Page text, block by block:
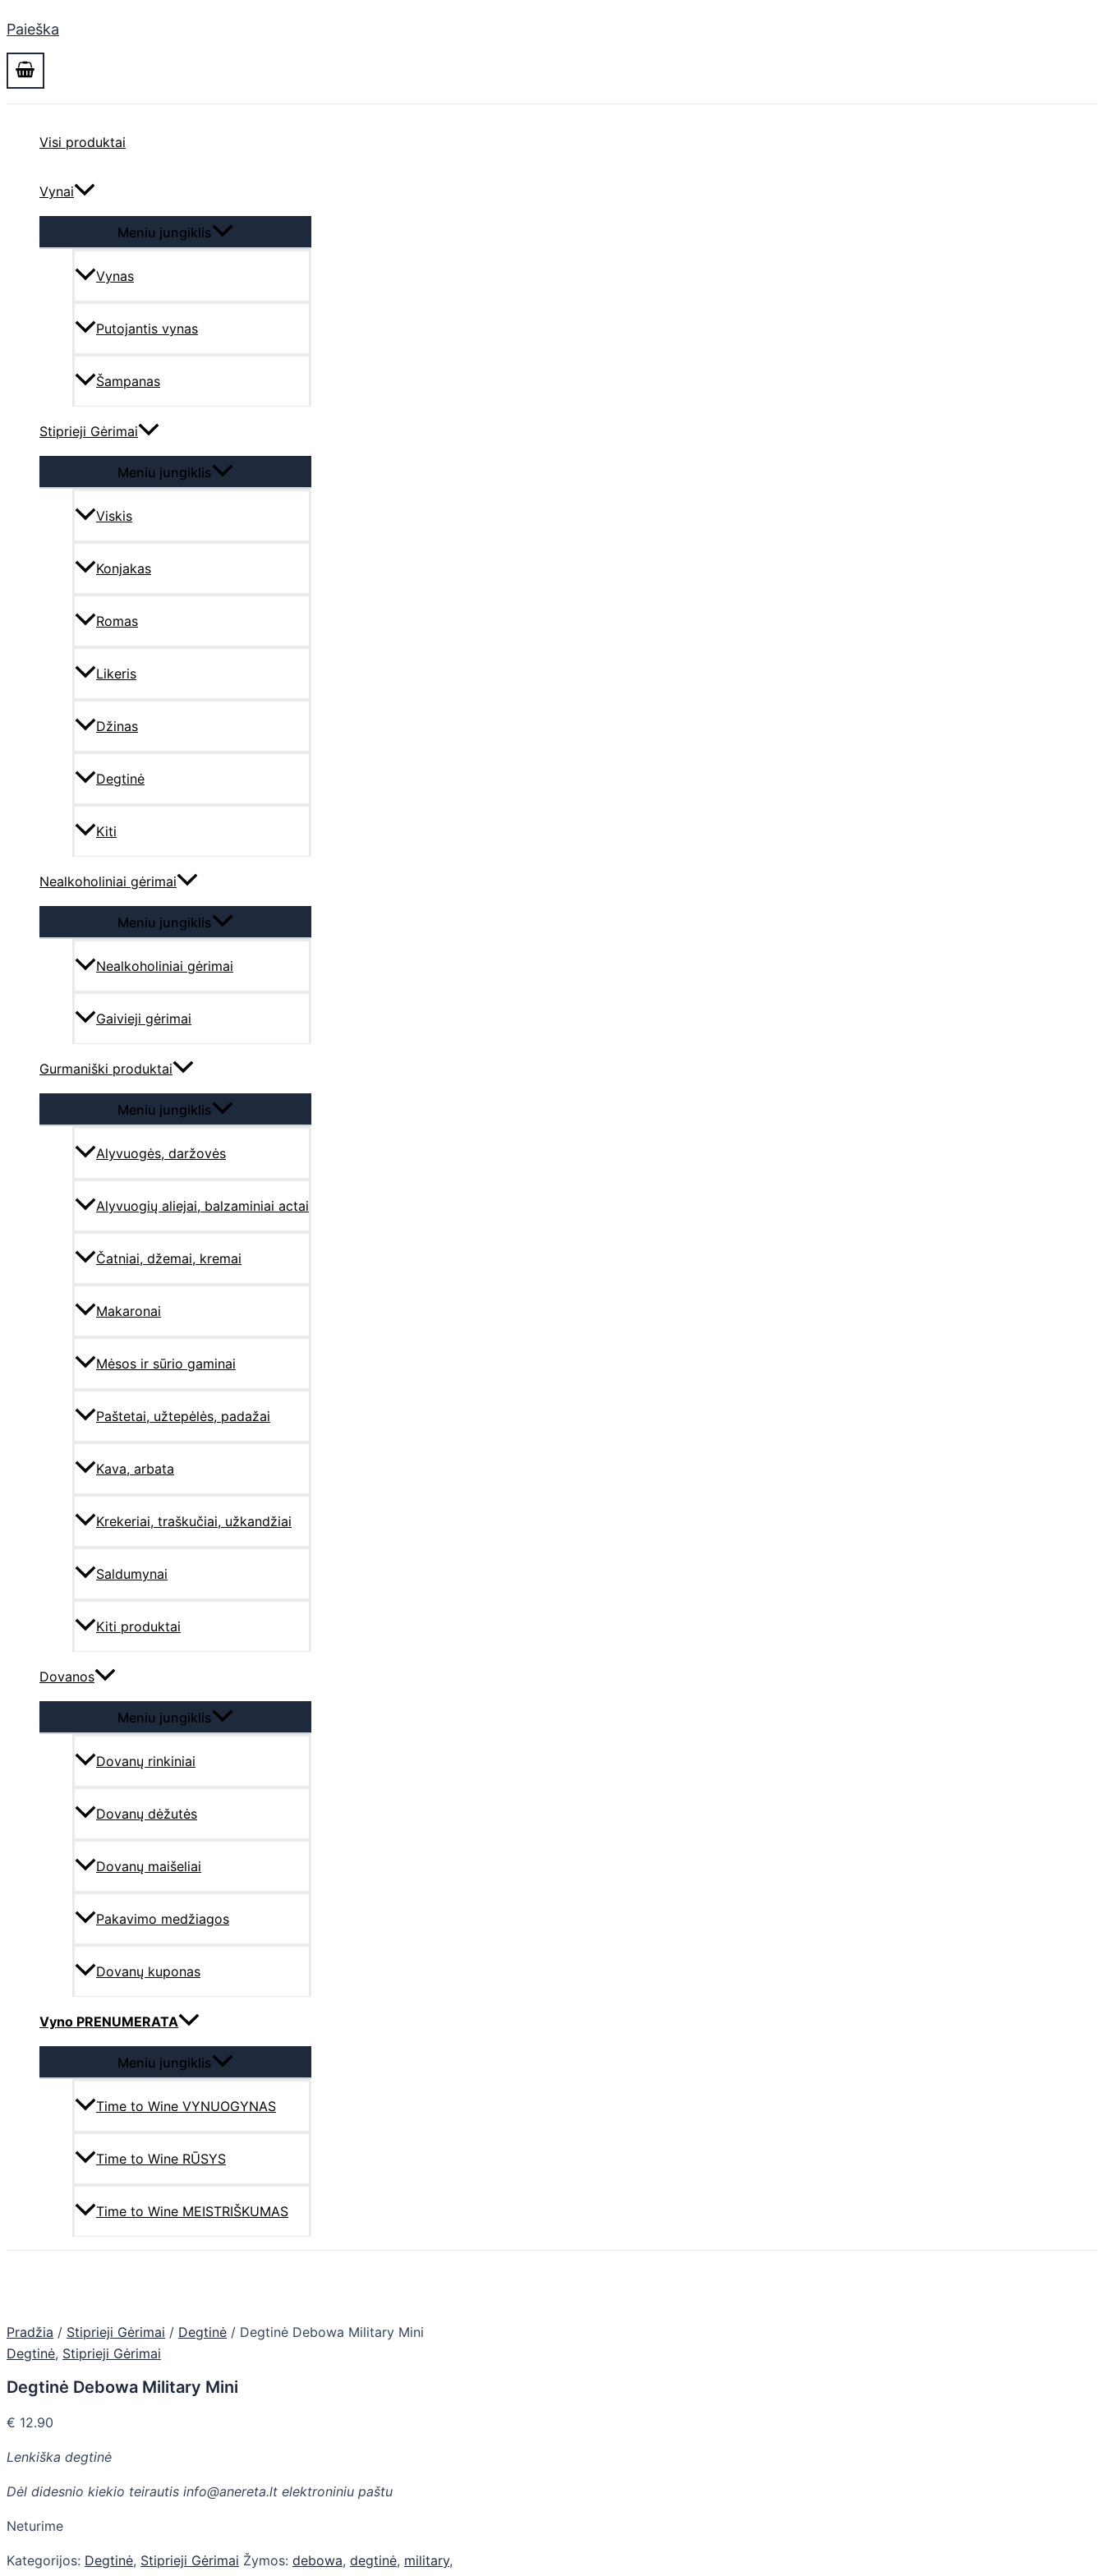
Paieška
Visi produktai
Vynai
Meniu jungiklis
Vynas
Putojantis vynas
Šampanas
Stiprieji Gėrimai
Meniu jungiklis
Viskis
Konjakas
Romas
Likeris
Džinas
Degtinė
Kiti
Nealkoholiniai gėrimai
Meniu jungiklis
Nealkoholiniai gėrimai
Gaivieji gėrimai
Gurmaniški produktai
Meniu jungiklis
Alyvuogės, daržovės
Alyvuogių aliejai, balzaminiai actai
Čatniai, džemai, kremai
Makaronai
Mėsos ir sūrio gaminai
Paštetai, užtepėlės, padažai
Kava, arbata
Krekeriai, traškučiai, užkandžiai
Saldumynai
Kiti produktai
Dovanos
Meniu jungiklis
Dovanų rinkiniai
Dovanų dėžutės
Dovanų maišeliai
Pakavimo medžiagos
Dovanų kuponas
Vyno PRENUMERATA
Meniu jungiklis
Time to Wine VYNUOGYNAS
Time to Wine RŪSYS
Time to Wine MEISTRIŠKUMAS
Pradžia / Stiprieji Gėrimai / Degtinė / Degtinė Debowa Military Mini
Degtinė, Stiprieji Gėrimai
Degtinė Debowa Military Mini
€ 12.90
Lenkiška degtinė
Dėl didesnio kiekio teirautis info@anereta.lt elektroniniu paštu
Neturime
Kategorijos: Degtinė, Stiprieji Gėrimai Žymos: debowa, degtinė, military,